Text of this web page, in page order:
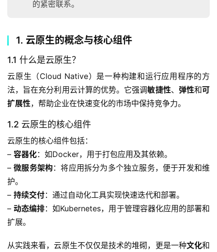
的紧密联系。
1. 云原生的概念与核心组件
1.1 什么是云原生？
云原生（Cloud Native）是一种构建和运行应用程序的方
法，旨在充分利用云计算的优势。它强调敏捷性、 弹性和可
扩展性，帮助企业在快速变化的市场中保持竞争力。
1.2 云原生的核心组件
云原生的核心组件包括：
– 容器化：如Docker，用于打包应用及其依赖。
– 微服务架构：将应用拆分为多个独立服务，便于开发和维
护。
– 持续交付：通过自动化工具实现快速迭代和部署。
– 动态编排：如Kubernetes，用于管理容器化应用的部署和
扩展。
从实践来看，云原生不仅仅是技术的堆砌，更是一种文化和